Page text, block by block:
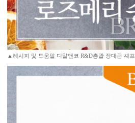
▲레시피 및 도움말 디알앤코 R&D총괄 장대근 셰프